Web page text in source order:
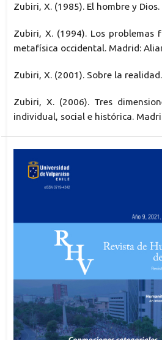
Zubiri, X. (1985). El hombre y
Zubiri, X. (1994). Los problemas
metafísica occidental. Madrid:
Zubiri, X. (2001). Sobre la
Zubiri, X. (2006). Tres
individual, social e histórica.